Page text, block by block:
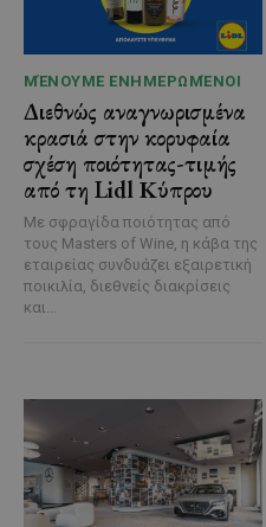
ΜΈΝΟΥΜΕ ΕΝΗΜΕΡΩΜΈΝΟΙ
Διεθνώς αναγνωρισμένα
κρασιά στην κορυφαία
σχέση ποιότητας-τιμής
από τη Lidl Κύπρου
Με σφραγίδα ποιότητας από
τους Masters of Wine, η κάβα της
εταιρείας συνδυάζει εξαιρετική
ποικιλία, διεθνείς διακρίσεις
και...